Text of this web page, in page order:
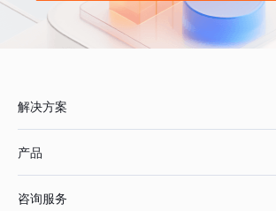
解决方案
产品
咨询服务